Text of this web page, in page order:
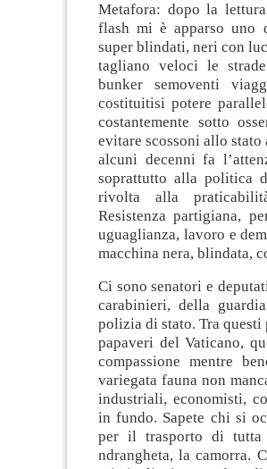
Metafora: dopo la
flash mi è apparso uno
super blindati, neri con
tagliano veloci le
bunker semoventi
costituitisi potere
costantemente sotto
evitare scossoni allo stato
alcuni decenni fa
soprattutto alla politica
rivolta alla
Resistenza partigiana,
uguaglianza, lavoro e
macchina nera, blindata,
Ci sono senatori e
carabinieri, della
polizia di stato. Tra
papaveri del Vaticano,
compassione mentre
variegata fauna non
industriali, economisti,
in fundo. Sapete chi si
per il trasporto di tutta
ndrangheta, la camorra.